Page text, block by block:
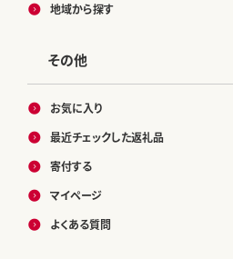
地域から探す
その他
お気に入り
最近チェックした返礼品
寄付する
マイページ
よくある質問